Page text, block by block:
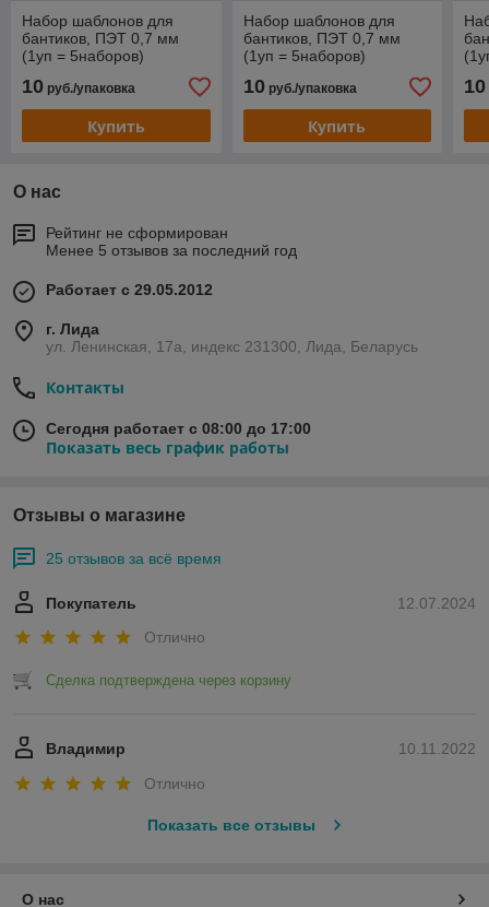
Набор шаблонов для
бантиков, ПЭТ 0,7 мм
(1уп = 5наборов)
10 руб./упаковка
Купить
Набор шаблонов для
бантиков, ПЭТ 0,7 мм
(1уп = 5наборов)
10руб./упаковка
Купить
10
О нас
Рейтинг не сформирован
Менее 5 отзывов за последний год
Работает с 29.05.2012
г. Лида
ул. Ленинская, 17а, индекс 231300, Лида, Беларусь
Контакты
Сегодня работает с 08:00 до 17:00
Показать весь график работы
Отзывы о магазине
25 отзывов за всё время
12.07.2024
Покупатель
Отлично
Сделка подтверждена через корзину
10.11.2022
Владимир
Отлично
Показать все отзывы
О нас